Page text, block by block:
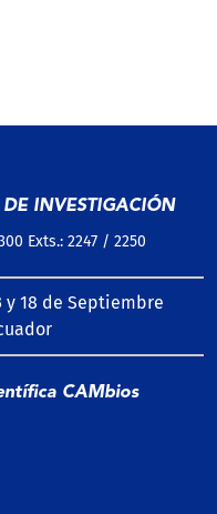
INVESTIGACIÓN
Exts.: 2247 / 2250
y 18 de Septiembre
CAMbios